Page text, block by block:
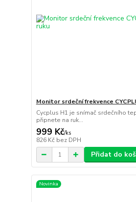
Monitor srdeční frekvence
Cycplus H1 je snímač srdečního
připnete na ruk...
999 Kč/ks
826 Kč bez DPH
Přidat do
Novinka